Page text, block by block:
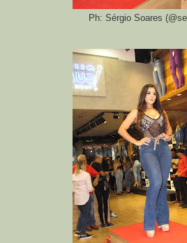
Ph: Sérgio Soares